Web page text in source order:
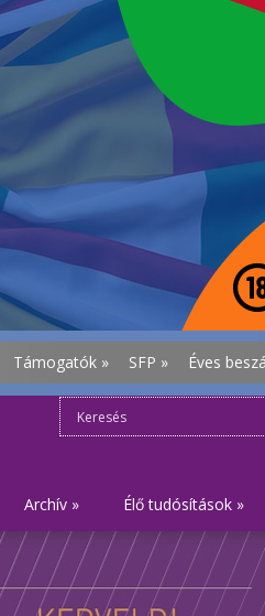
Támogatók » SFP » Éves
Archív » Élő tudósítások »